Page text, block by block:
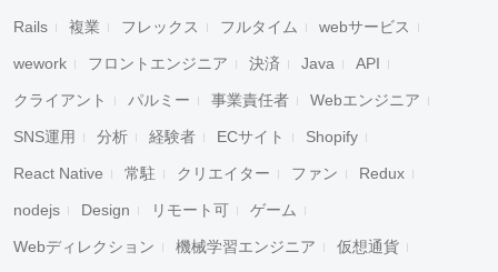
Rails 複業 フレックス フルタイム webサービス
wework フロントエンジニア 決済 Java API
クライアント パルミー 事業責任者 Webエンジニア
SNS運用 分析 経験者 ECサイト Shopify
React Native 常駐 クリエイター ファン Redux
nodejs Design リモート可 ゲーム
Webディレクション 機械学習エンジニア 仮想通貨